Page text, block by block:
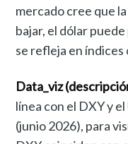
mercado cree que
bajar, el dólar
se refleja en índices
Data_viz
línea con el DXY y
(junio 2026), para